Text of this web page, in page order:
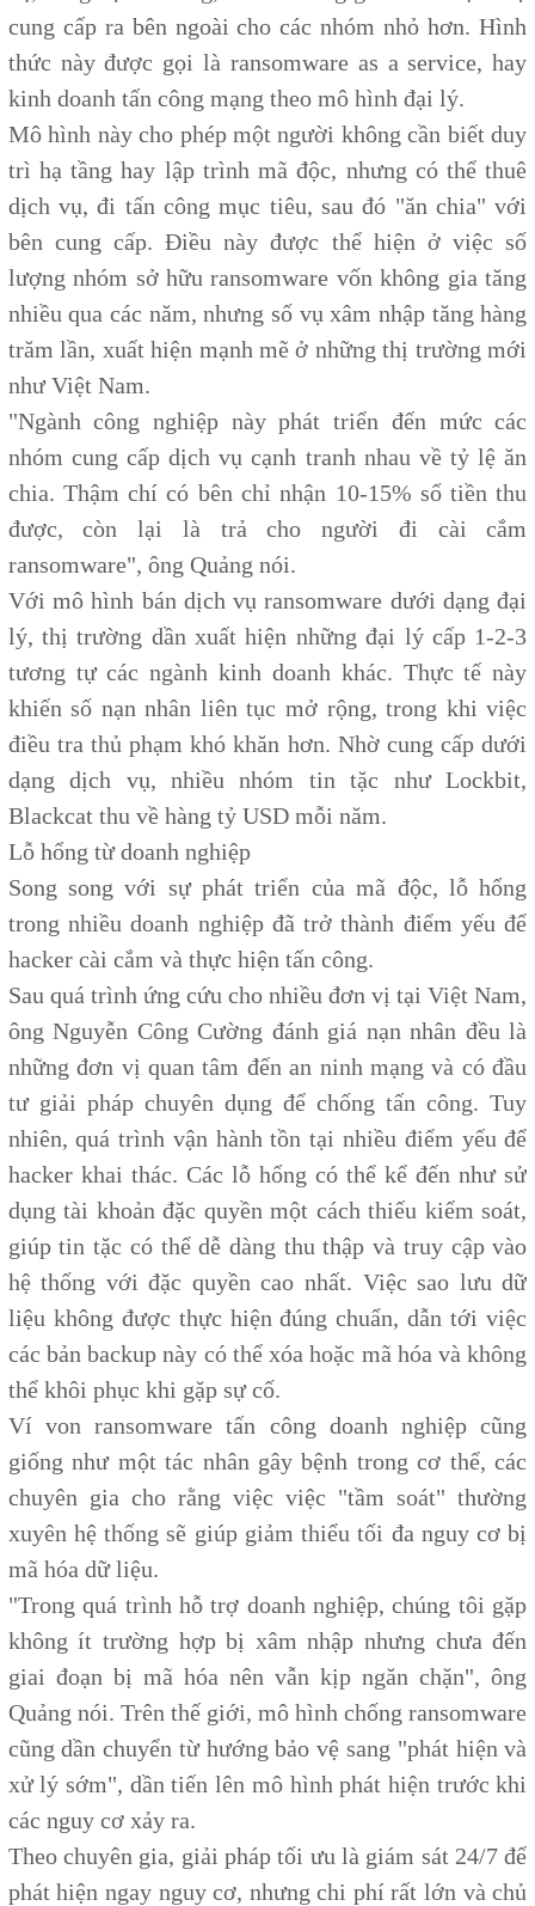
cung cấp ra bên ngoài cho các nhóm nhỏ hơn. Hình
thức này được gọi là ransomware as a service, hay
kinh doanh tấn công mạng theo mô hình đại lý.
Mô hình này cho phép một người không cần biết duy
trì hạ tầng hay lập trình mã độc, nhưng có thể thuê
dịch vụ, đi tấn công mục tiêu, sau đó "ăn chia" với
bên cung cấp. Điều này được thể hiện ở việc số
lượng nhóm sở hữu ransomware vốn không gia tăng
nhiều qua các năm, nhưng số vụ xâm nhập tăng hàng
trăm lần, xuất hiện mạnh mẽ ở những thị trường mới
như Việt Nam.
"Ngành công nghiệp này phát triển đến mức các
nhóm cung cấp dịch vụ cạnh tranh nhau về tỷ lệ ăn
chia. Thậm chí có bên chỉ nhận 10-15% số tiền thu
được, còn lại là trả cho người đi cài cắm
ransomware", ông Quảng nói.
Với mô hình bán dịch vụ ransomware dưới dạng đại
lý, thị trường dần xuất hiện những đại lý cấp 1-2-3
tương tự các ngành kinh doanh khác. Thực tế này
khiến số nạn nhân liên tục mở rộng, trong khi việc
điều tra thủ phạm khó khăn hơn. Nhờ cung cấp dưới
dạng dịch vụ, nhiều nhóm tin tặc như Lockbit,
Blackcat thu về hàng tỷ USD mỗi năm.
Lỗ hổng từ doanh nghiệp
Song song với sự phát triển của mã độc, lỗ hổng
trong nhiều doanh nghiệp đã trở thành điểm yếu để
hacker cài cắm và thực hiện tấn công.
Sau quá trình ứng cứu cho nhiều đơn vị tại Việt Nam,
ông Nguyễn Công Cường đánh giá nạn nhân đều là
những đơn vị quan tâm đến an ninh mạng và có đầu
tư giải pháp chuyên dụng để chống tấn công. Tuy
nhiên, quá trình vận hành tồn tại nhiều điểm yếu để
hacker khai thác. Các lỗ hổng có thể kể đến như sử
dụng tài khoản đặc quyền một cách thiếu kiểm soát,
giúp tin tặc có thể dễ dàng thu thập và truy cập vào
hệ thống với đặc quyền cao nhất. Việc sao lưu dữ
liệu không được thực hiện đúng chuẩn, dẫn tới việc
các bản backup này có thể xóa hoặc mã hóa và không
thể khôi phục khi gặp sự cố.
Ví von ransomware tấn công doanh nghiệp cũng
giống như một tác nhân gây bệnh trong cơ thể, các
chuyên gia cho rằng việc việc "tầm soát" thường
xuyên hệ thống sẽ giúp giảm thiểu tối đa nguy cơ bị
mã hóa dữ liệu.
"Trong quá trình hỗ trợ doanh nghiệp, chúng tôi gặp
không ít trường hợp bị xâm nhập nhưng chưa đến
giai đoạn bị mã hóa nên vẫn kịp ngăn chặn", ông
Quảng nói. Trên thế giới, mô hình chống ransomware
cũng dần chuyển từ hướng bảo vệ sang "phát hiện và
xử lý sớm", dần tiến lên mô hình phát hiện trước khi
các nguy cơ xảy ra.
Theo chuyên gia, giải pháp tối ưu là giám sát 24/7 để
phát hiện ngay nguy cơ, nhưng chi phí rất lớn và chủ